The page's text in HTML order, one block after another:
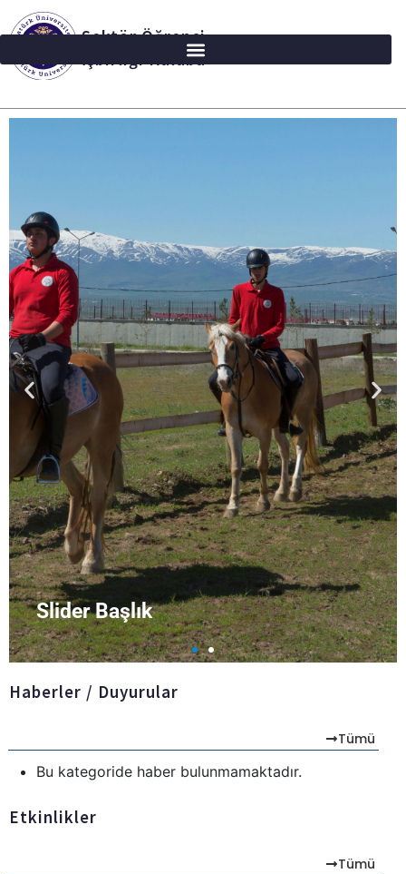
Sektör Öğrenci
İşbirliği Kulübü
Slider Başlık
Haberler / Duyurular
Tümü
Bu kategoride haber bulunmamaktadır.
Etkinlikler
Tümü